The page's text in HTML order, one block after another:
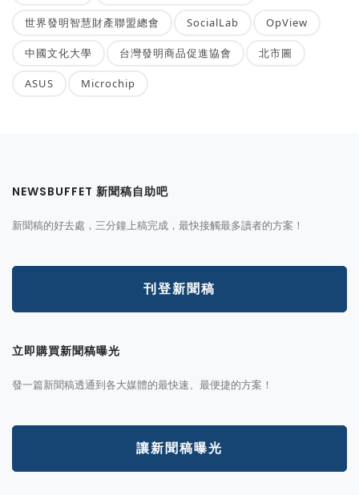
世界發明智慧財產聯盟總會 SocialLab OpView
中國文化大學 台灣發明商品促進協會 北市圖
ASUS Microchip
NEWSBUFFET 新聞稿自助吧
新聞稿的好去處，三分鐘上稿完成，最快接觸最多讀者的方案！
刊登新聞稿
立即購買新聞稿曝光
發一篇新聞稿透通到各大媒體的最快速、最便捷的方案！
讓新聞稿曝光